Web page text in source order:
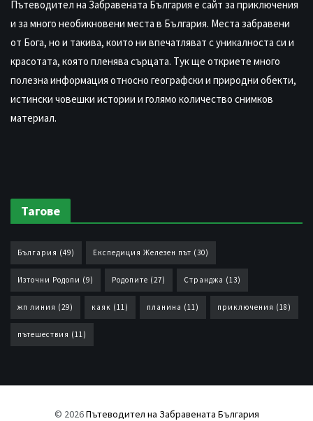
Пътеводител на Забравената България е сайт за приключения
и за много необикновени места в България. Места забравени
от Бога, но и такива, които ни впечатляват с уникалноста си и
красотата, която пленява сърцата. Тук ще откриете много
полезна информация относно географски и природни обекти,
истински човешки истории и голямо количество снимков
материал.
Тагове
България (49) Експедиция Железен път (30)
Източни Родопи (9) Родопите (27) Странджа (13)
жп линия (29) каяк (11) планина (11) приключения (18)
пътешествия (11)
© 2026Пътеводител на Забравената България